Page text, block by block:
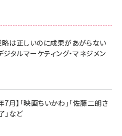
は正しいのに成果があがらない
タルマーケティング・マネジメン
7月】「映画ちいかわ」「佐藤二朗さ
」など